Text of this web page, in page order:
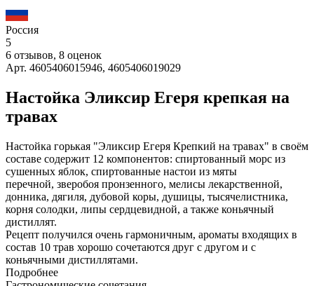
Россия
5
6 отзывов, 8 оценок
Арт. 4605406015946, 4605406019029
Настойка Эликсир Егеря крепкая на
травах
Настойка горькая "Эликсир Егеря Крепкий на травах" в своём
составе содержит 12 компонентов: спиртованный морс из
сушенных яблок, спиртованные настои из мяты
перечной, зверобоя пронзенного, мелисы лекарственной,
донника, дягиля, дубовой коры, душицы, тысячелистника,
корня солодки, липы сердцевидной, а также коньячный
дистиллят.
Рецепт получился очень гармоничным, ароматы входящих в
состав 10 трав хорошо сочетаются друг с другом и с
коньячными дистиллятами.
Подробнее